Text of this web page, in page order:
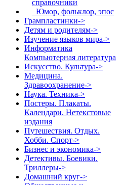
справочники
Юмор, фольклор, эпос
Грампластинки->
Детям и родителям->
Изучение языков мира->
Информатика
Компьютерная литература
Искусство. Культура->
Медицина.
Здравоохранение->
Наука. Техника->
Постеры. Плакаты.
Календари. Нетекстовые
издания
Путешествия. Отдых.
Хобби. Спорт->
Бизнес и экономика->
Детективы. Боевики.
Триллеры->
Домашний круг->